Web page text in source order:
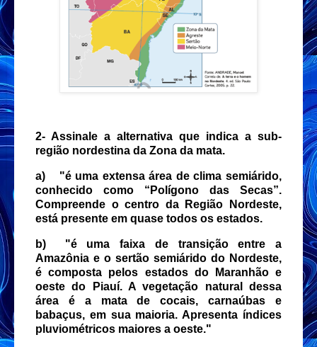
2- Assinale a alternativa que indica a sub-
região nordestina da Zona da mata.
a)
"é uma extensa área de clima semiárido,
conhecido como “Polígono das Secas”.
Compreende o centro da Região Nordeste,
está presente em quase todos os estados.
b)
"é uma faixa de transição entre a
Amazônia e o sertão semiárido do Nordeste,
é composta pelos estados do Maranhão e
oeste do Piauí. A vegetação natural dessa
área é a mata de cocais, carnaúbas e
babaçus, em sua maioria. Apresenta índices
pluviométricos maiores a oeste."